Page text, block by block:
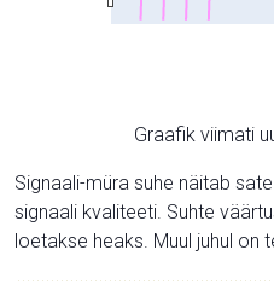
Graafik viimati
Signaali-müra suhe näitab
signaali kvaliteeti. Suhte
loetakse heaks. Muul juhul on